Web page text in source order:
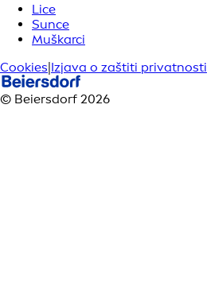
Lice
Sunce
Muškarci
Cookies|Izjava o zaštiti privatnosti
© Beiersdorf 2026